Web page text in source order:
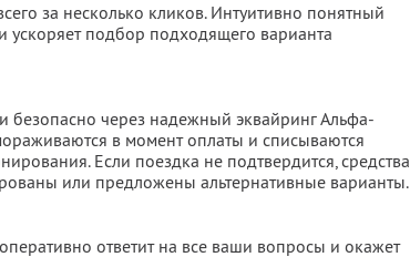
за несколько кликов. Интуитивно понятный
ускоряет подбор подходящего варианта
безопасно через надежный эквайринг Альфа-
в момент оплаты и списываются
Если поездка не подтвердится, средства
или предложены альтернативные варианты.
ответит на все ваши вопросы и окажет